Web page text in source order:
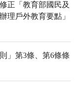
正「教育部國民及
理戶外教育要點」
」第3條、第6條條